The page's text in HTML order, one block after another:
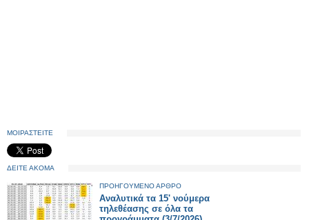
ΜΟΙΡΑΣΤΕΙΤΕ
ΔΕΙΤΕ ΑΚΟΜΑ
ΠΡΟΗΓΟΥΜΕΝΟ ΑΡΘΡΟ
Αναλυτικά τα 15' νούμερα
τηλεθέασης σε όλα τα